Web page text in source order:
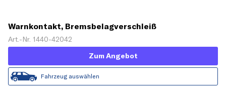
Warnkontakt, Bremsbelagverschleiß
Art.-Nr. 1440-42042
Zum Angebot
Fahrzeug auswählen